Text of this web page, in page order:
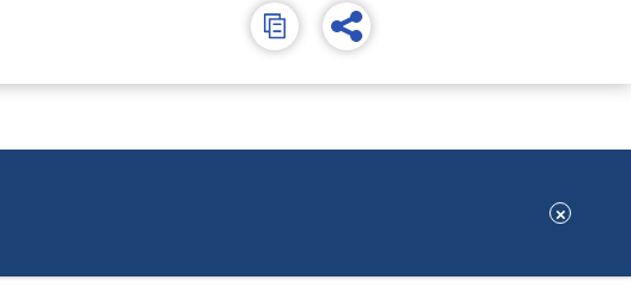
su vida entre nosotros y contribuyó
catástrofe de la guerra con Chile.